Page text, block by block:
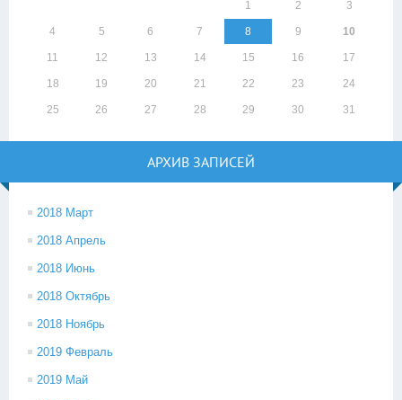
1 2 3
4 5 6 7 8 9 10
11 12 13 14 15 16 17
18 19 20 21 22 23 24
25 26 27 28 29 30 31
АРХИВ ЗАПИСЕЙ
2018 Март
2018 Апрель
2018 Июнь
2018 Октябрь
2018 Ноябрь
2019 Февраль
2019 Май